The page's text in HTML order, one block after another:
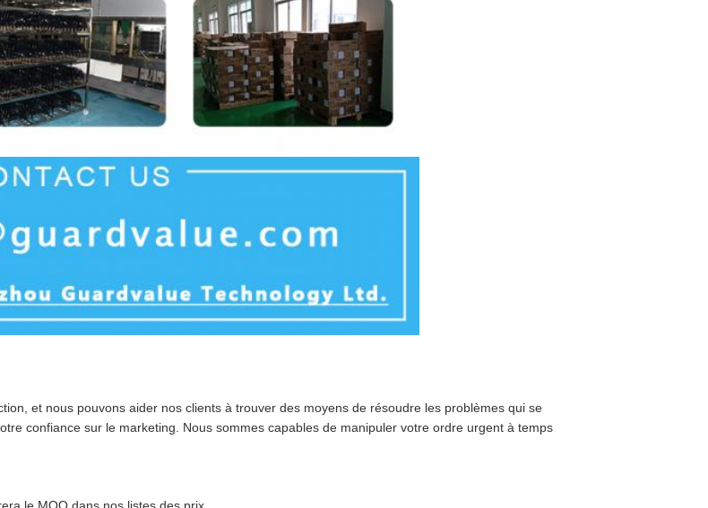
et nous pouvons aider nos clients à trouver des moyens de résoudre les problèmes qui se
confiance sur le marketing. Nous sommes capables de manipuler votre ordre urgent à temps